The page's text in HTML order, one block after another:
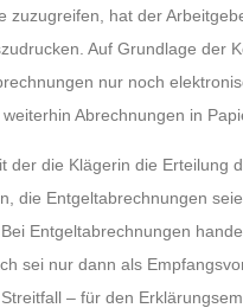
zuzugreifen, hat der
Auf Grundlage der
nur noch
Abrechnungen in
der die Klägerin die Erteilung
die Entgeltabrechnungen
Entgeltabrechnungen
sei nur dann als
– für den